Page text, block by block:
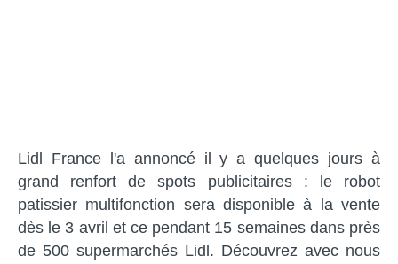
Lidl France l'a annoncé il y a quelques jours à
grand renfort de spots publicitaires : le robot
patissier multifonction sera disponible à la vente
dès le 3 avril et ce pendant 15 semaines dans près
de 500 supermarchés Lidl. Découvrez avec nous